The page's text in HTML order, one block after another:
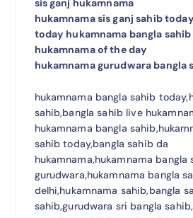
sis ganj hukamnama
hukamnama sis ganj sahib today
today hukamnama bangla sahib
hukamnama of the day
hukamnama gurudwara bangla
hukamnama bangla sahib
sahib,bangla sahib live
hukamnama bangla
sahib today,bangla sahib da
hukamnama,hukamnama bangla
gurudwara,hukamnama bangla
delhi,hukamnama sahib,bangla
sahib,gurudwara sri bangla